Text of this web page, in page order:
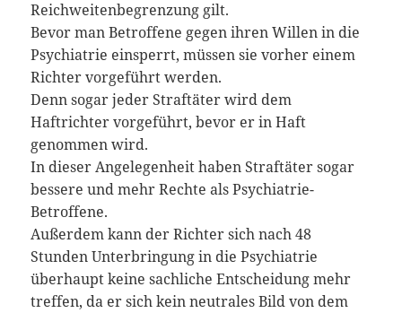
Reichweitenbegrenzung gilt.
Bevor man Betroffene gegen ihren Willen in die
Psychiatrie einsperrt, müssen sie vorher einem
Richter vorgeführt werden.
Denn sogar jeder Straftäter wird dem
Haftrichter vorgeführt, bevor er in Haft
genommen wird.
In dieser Angelegenheit haben Straftäter sogar
bessere und mehr Rechte als Psychiatrie-
Betroffene.
Außerdem kann der Richter sich nach 48
Stunden Unterbringung in die Psychiatrie
überhaupt keine sachliche Entscheidung mehr
treffen, da er sich kein neutrales Bild von dem